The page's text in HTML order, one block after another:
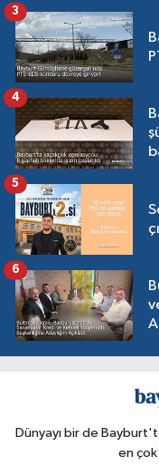
3
4
5
6
Dünyayı bir de
en